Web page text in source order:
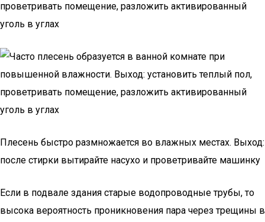
проветривать помещение, разложить активированный
уголь в углах
Плесень быстро размножается во влажных местах. Выход:
после стирки вытирайте насухо и проветривайте машинку
Если в подвале здания старые водопроводные трубы, то
высока вероятность проникновения пара через трещины в